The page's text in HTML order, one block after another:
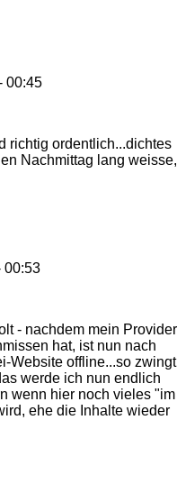
00:45
richtig ordentlich...dichtes
Nachmittag lang weisse,
00:53
- nachdem mein Provider
hat, ist nun nach
Website offline...so zwingt
werde ich nun endlich
wenn hier noch vieles "im
ehe die Inhalte wieder